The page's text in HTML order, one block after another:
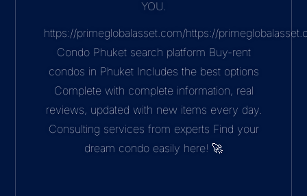
YOU.
https://primeglobalasset.com/https://
Condo Phuket search platform Buy-rent
condos in Phuket Includes the best options
Complete with complete information, real
reviews, updated with new items every day.
Consulting services from experts Find your
dream condo easily here! 🚀